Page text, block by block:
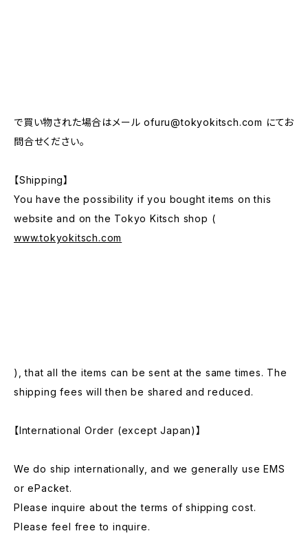
で買い物された場合はメールofuru@tokyokitsch.com にてお
問合せください。
【Shipping】
You have the possibility if you bought items on this
website and on the Tokyo Kitsch shop (
www.tokyokitsch.com
), that all the items can be sent at the same times. The
shipping fees will then be shared and reduced.
【International Order (except Japan)】
We do ship internationally, and we generally use EMS
or ePacket.
Please inquire about the terms of shipping cost.
Please feel free to inquire.